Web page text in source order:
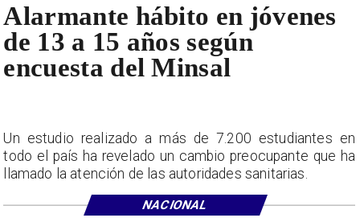
Alarmante hábito en jóvenes
de 13 a 15 años según
encuesta del Minsal
Un estudio realizado a más de 7.200 estudiantes en
todo el país ha revelado un cambio preocupante que ha
llamado la atención de las autoridades sanitarias.
NACIONAL